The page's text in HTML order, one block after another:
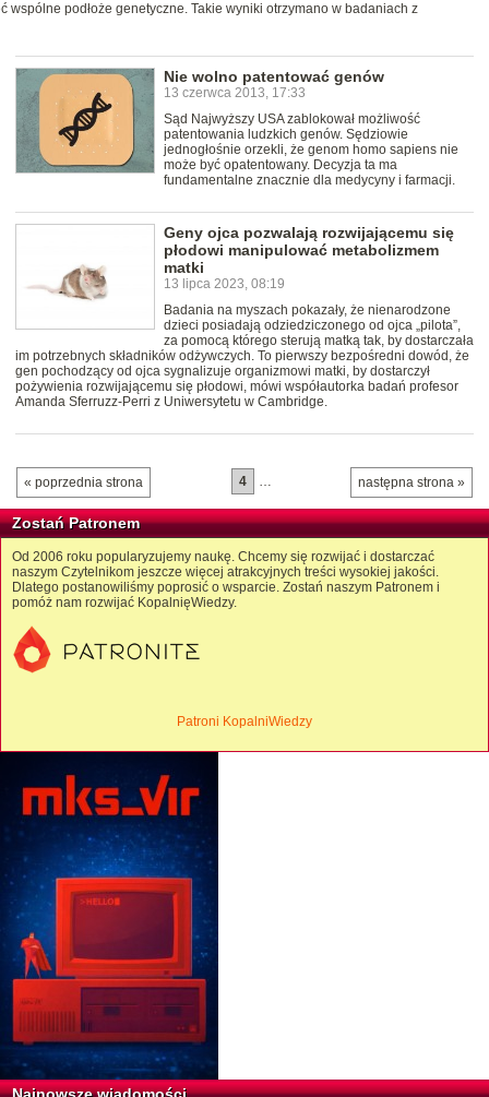
podłoże genetyczne. Takie wyniki otrzymano w badaniach z
Nie wolno patentować genów
13 czerwca 2013, 17:33
Sąd Najwyższy USA zablokował możliwość
patentowania ludzkich genów. Sędziowie
jednogłośnie orzekli, że genom homo sapiens nie
może być opatentowany. Decyzja ta ma
fundamentalne znacznie dla medycyny i farmacji.
Geny ojca pozwalają rozwijającemu się
płodowi manipulować metabolizmem
matki
13 lipca 2023, 08:19
Badania na myszach pokazały, że nienarodzone
dzieci posiadają odziedziczonego od ojca „pilota”,
za pomocą którego sterują matką tak, by dostarczała
im potrzebnych składników odżywczych. To pierwszy bezpośredni dowód, że
gen pochodzący od ojca sygnalizuje organizmowi matki, by dostarczył
pożywienia rozwijającemu się płodowi, mówi współautorka badań profesor
Amanda Sferruzz-Perri z Uniwersytetu w Cambridge.
« poprzednia strona następna strona »
4 …
Zostań Patronem
Od 2006 roku popularyzujemy naukę. Chcemy się rozwijać i dostarczać
naszym Czytelnikom jeszcze więcej atrakcyjnych treści wysokiej jakości.
Dlatego postanowiliśmy poprosić o wsparcie. Zostań naszym Patronem i
pomóż nam rozwijać KopalnięWiedzy.
Patroni KopalniWiedzy